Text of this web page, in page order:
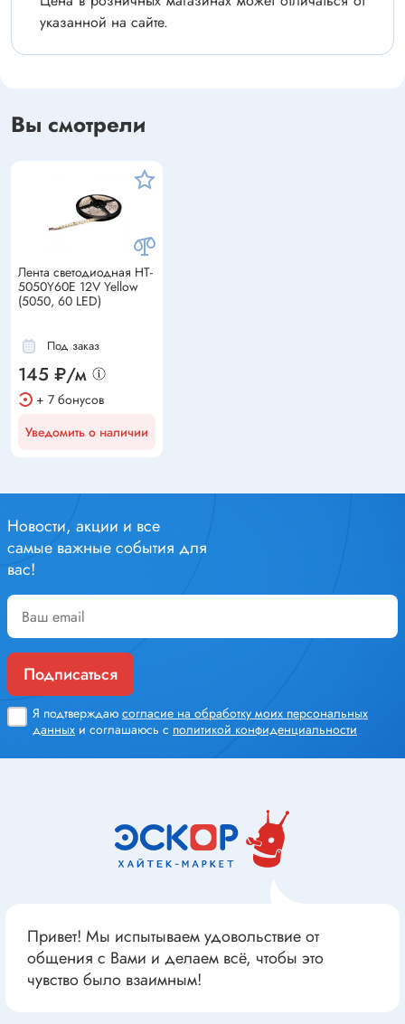
указанной на сайте.
Вы смотрели
Лента светодиодная HT-
5050Y60E 12V Yellow
(5050, 60 LED)
Под заказ
145 ₽/м
+ 7 бонусов
Уведомить о наличии
Новости, акции и все
самые важные события для
вас!
Подписаться
Я подтверждаю согласие на обработку моих персональных
данных и соглашаюсь с политикой конфиденциальности
Привет! Мы испытываем удовольствие от
общения с Вами и делаем всё, чтобы это
чувство было взаимным!